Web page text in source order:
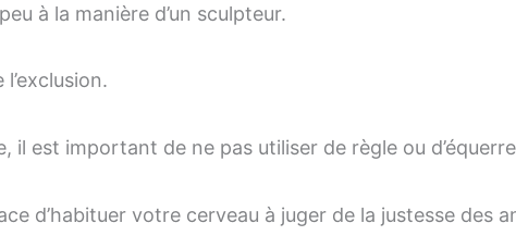
à la manière d’un sculpteur.
il est important de ne pas utiliser de règle ou
d’habituer votre cerveau à juger de la justesse des